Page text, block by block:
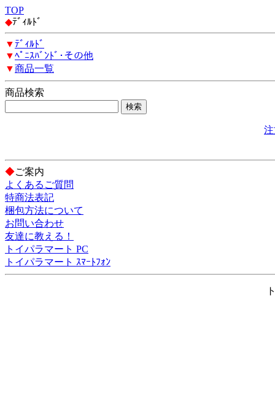
TOP
◆ﾃﾞｨﾙﾄﾞ
▼ﾃﾞｨﾙﾄﾞ
▼ﾍﾟﾆｽﾊﾞﾝﾄﾞ･その他
▼商品一覧
商品検索
◆ご案内
よくあるご質問
特商法表記
梱包方法について
お問い合わせ
友達に教える！
トイパラマート PC
トイパラマート ｽﾏｰﾄﾌｫﾝ